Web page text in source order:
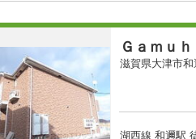
Ｇａｍｕ
滋賀県大津市和
湖西線 和邇駅